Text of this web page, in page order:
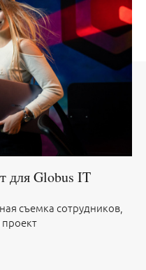
для Globus IT
съемка сотрудников,